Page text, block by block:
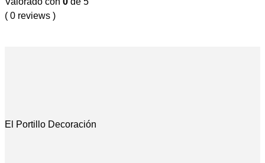
( 0 reviews )
El Portillo Decoración